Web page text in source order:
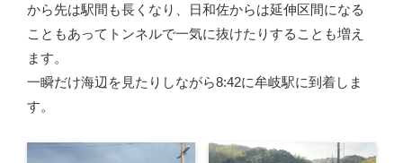
から先は駅間も長くなり、日和佐からは延伸区間になる
こともあってトンネルで一気に抜けたりすることも増え
ます。
一瞬だけ海辺を見たりしながら8:42に牟岐駅に到着しま
す。